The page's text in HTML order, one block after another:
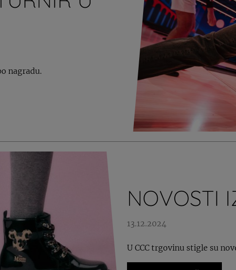
nagradu.
NOVOSTI
13.12.2024
U CCC trgovinu stigle su